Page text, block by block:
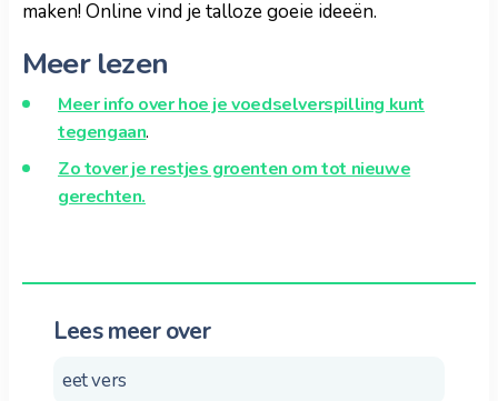
maken! Online vind je talloze goeie ideeën.
Meer lezen
Meer info over hoe je voedselverspilling kunt
tegengaan.
Zo tover je restjes groenten om tot nieuwe
gerechten.
Lees meer over
eet vers